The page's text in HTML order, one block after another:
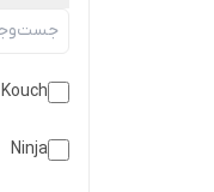
Kouch
Ninja